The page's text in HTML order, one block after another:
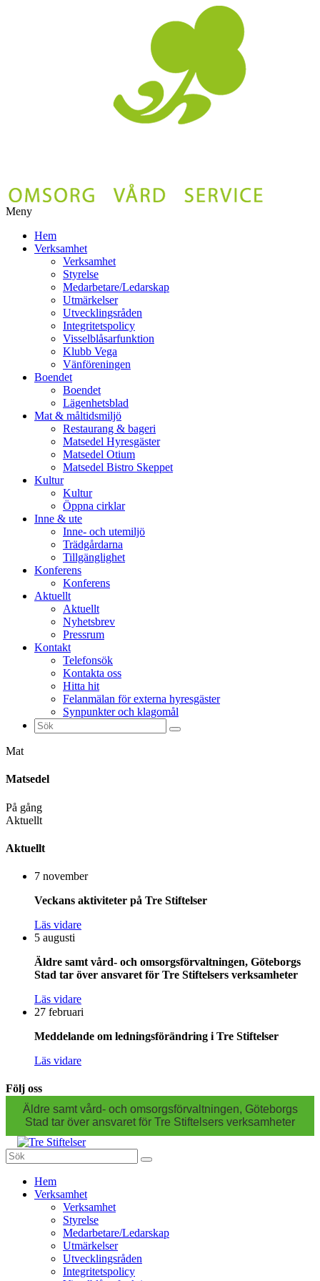
Meny
vidare
Hem
Verksamhet
Verksamhet
Styrelse
Medarbetare/Ledarskap
Utmärkelser
Utvecklingsråden
Integritetspolicy
Visselblåsarfunktion
Klubb Vega
Vänföreningen
Boendet
Boendet
Lägenhetsblad
Mat & måltidsmiljö
Restaurang & bageri
Matsedel Hyresgäster
Matsedel Otium
Matsedel Bistro Skeppet
Kultur
Kultur
Öppna cirklar
Inne & ute
Inne- och utemiljö
Trädgårdarna
Tillgänglighet
Konferens
Konferens
Aktuellt
Aktuellt
Nyhetsbrev
Pressrum
Kontakt
Telefonsök
Kontakta oss
Hitta hit
Felanmälan för externa hyresgäster
Synpunkter och klagomål
Sök
efter:
Mat
Matsedel
På gång
Aktuellt
Aktuellt
7 november
Veckans aktiviteter på Tre Stiftelser
Läs vidare
5 augusti
Äldre samt vård- och omsorgsförvaltningen, Göteborgs
Stad tar över ansvaret för Tre Stiftelsers verksamheter
Läs vidare
27 februari
Meddelande om ledningsförändring i Tre Stiftelser
Läs vidare
Följ oss
Äldre samt vård- och omsorgsförvaltningen, Göteborgs
Stad tar över ansvaret för Tre Stiftelsers verksamheter
Sök
efter:
vidare
Hem
Verksamhet
Verksamhet
Styrelse
Medarbetare/Ledarskap
Utmärkelser
Utvecklingsråden
Integritetspolicy